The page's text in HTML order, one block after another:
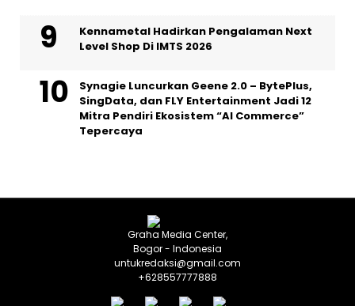
Kennametal Hadirkan Pengalaman Next
Level Shop Di IMTS 2026
Synagie Luncurkan Geene 2.0 – BytePlus,
SingData, dan FLY Entertainment Jadi 12
Mitra Pendiri Ekosistem “AI Commerce”
Tepercaya
Graha Media Center,
Bogor - Indonesia
untukredaksi@gmail.com
+628557777888